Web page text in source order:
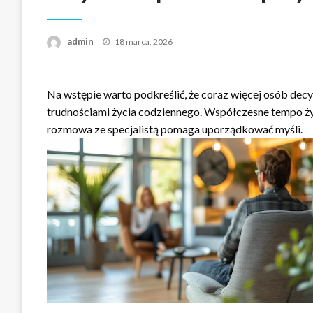
admin
Opublikowane
18 marca, 2026
Na wstępie warto podkreślić, że coraz więcej osób
trudnościami życia codziennego. Współczesne tempo
rozmowa ze specjalistą pomaga uporządkować myśli.